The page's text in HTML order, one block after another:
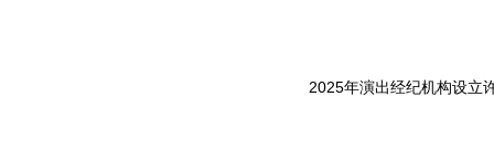
2025年演出经纪机构设立